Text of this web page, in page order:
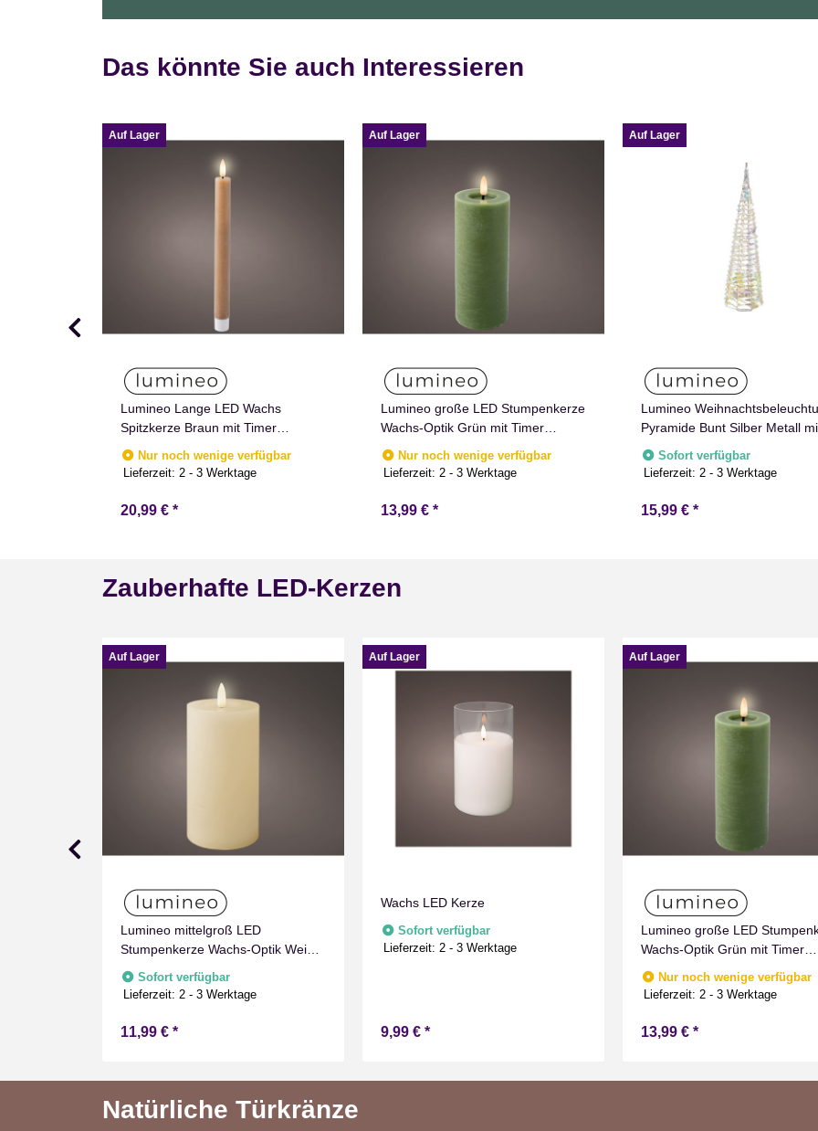
Das könnte Sie auch Interessieren
Auf Lager
Lumineo Lange LED Wachs
Spitzkerze Braun mit Timer
Flammen Effect für Drinnen
Warmweiß 25 cm hoch
Nur noch wenige verfügbar
Lieferzeit:2 - 3 Werktage
20,99 € *
Auf Lager
Lumineo große LED Stumpenkerze
Wachs-Optik Grün mit Timer
Flammen Effect für Drinnen
Warmweiß 19 cm hoch
Nur noch wenige verfügbar
Lieferzeit:2 - 3 Werktage
13,99 € *
Auf Lager
Lumineo
Pyramide Bunt Silber Metall
Timer 40 cm
Sofort verfügbar
Lieferzeit:2 - 3 Werktage
15,99 € *
Zauberhafte LED-Kerzen
Auf Lager
Lumineo mittelgroß LED
Stumpenkerze Wachs-Optik Weiß
mit Timer Flammen Effect für
Drinnen Warmweiß 15 cm hoch
Sofort verfügbar
Lieferzeit: 2 - 3 Werktage
11,99 € *
Auf Lager
Wachs LED Kerze
Sofort verfügbar
Lieferzeit: 2 - 3 Werktage
9,99 € *
Auf Lager
Lumineo große LED
Wachs-Optik Grün mit Timer
Flammen Effect für Drinnen
Warmweiß 19 cm hoch
Nur noch wenige verfügbar
Lieferzeit: 2 - 3 Werktage
13,99 € *
Natürliche Türkränze